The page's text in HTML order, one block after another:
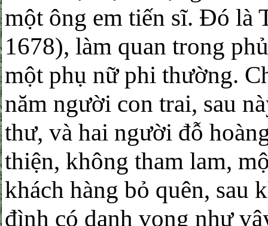
một ông em tiến sĩ. Đó là
1678), làm quan trong
một phụ nữ phi thường.
năm người con trai, sau
thư, và hai người đỗ
thiện, không tham lam,
khách hàng bỏ quên, sau
đình có danh vọng như